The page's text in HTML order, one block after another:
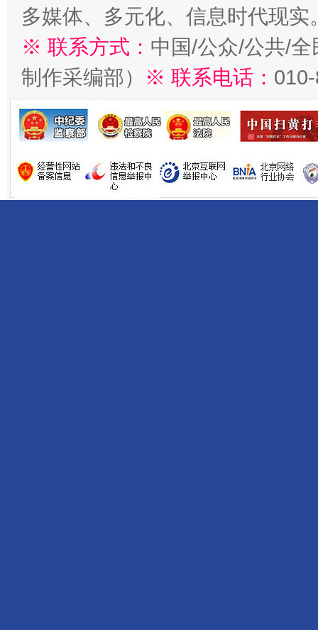
多媒体、多元化、信息时代现实
※ 联系方式： 中国/公众/公共/
制作采编部）
※ 联系电话：